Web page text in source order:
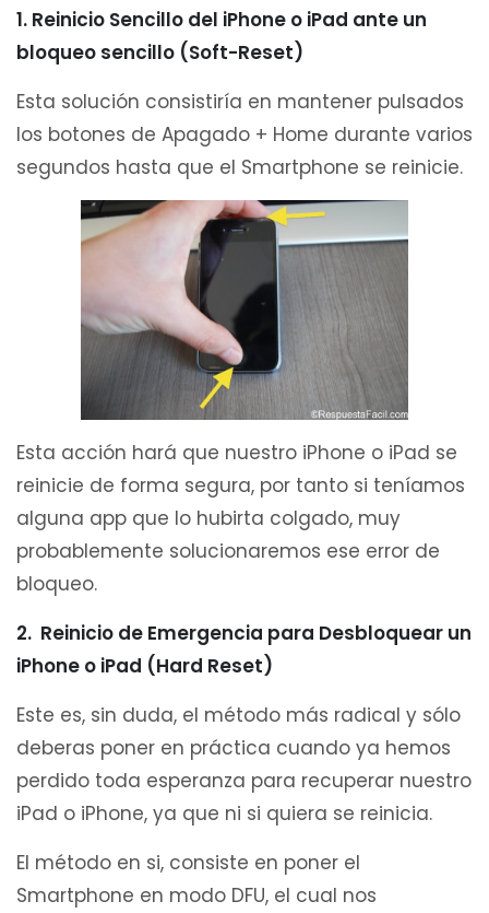
1. Reinicio Sencillo del iPhone o iPad ante un
bloqueo sencillo (Soft-Reset)
Esta solución consistiría en mantener pulsados
los botones de Apagado + Home durante varios
segundos hasta que el Smartphone se reinicie.
Esta acción hará que nuestro iPhone o iPad se
reinicie de forma segura, por tanto si teníamos
alguna app que lo hubirta colgado, muy
probablemente solucionaremos ese error de
bloqueo.
2. Reinicio de Emergencia para Desbloquear un
iPhone o iPad (Hard Reset)
Este es, sin duda, el método más radical y sólo
deberas poner en práctica cuando ya hemos
perdido toda esperanza para recuperar nuestro
iPad o iPhone, ya que ni si quiera se reinicia.
El método en si, consiste en poner el
Smartphone en modo DFU, el cual nos